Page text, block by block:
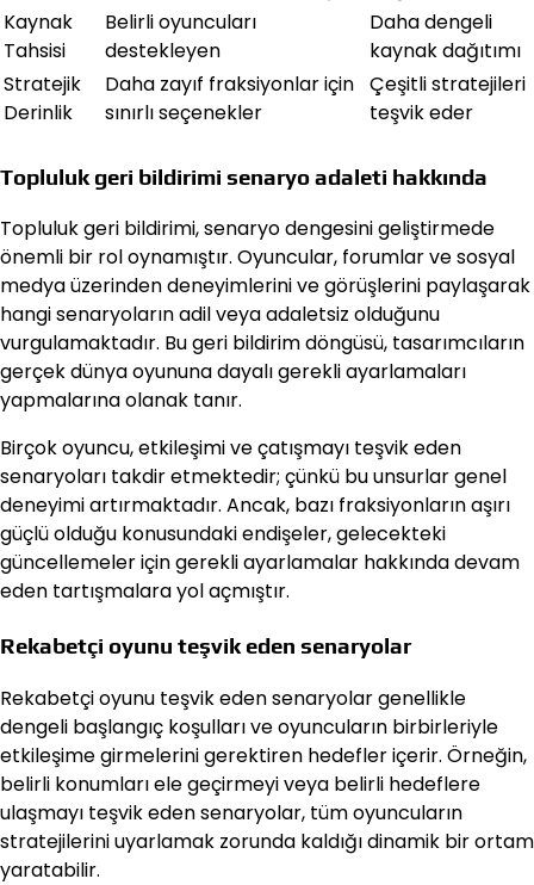
Kaynak
Tahsisi
Belirli oyuncuları
destekleyen
Daha dengeli
kaynak dağıtımı
Stratejik
Derinlik
Daha zayıf fraksiyonlar için
sınırlı seçenekler
Çeşitli stratejileri
teşvik eder
Topluluk geri bildirimi senaryo adaleti hakkında
Topluluk geri bildirimi, senaryo dengesini geliştirmede
önemli bir rol oynamıştır. Oyuncular, forumlar ve sosyal
medya üzerinden deneyimlerini ve görüşlerini paylaşarak
hangi senaryoların adil veya adaletsiz olduğunu
vurgulamaktadır. Bu geri bildirim döngüsü, tasarımcıların
gerçek dünya oyununa dayalı gerekli ayarlamaları
yapmalarına olanak tanır.
Birçok oyuncu, etkileşimi ve çatışmayı teşvik eden
senaryoları takdir etmektedir; çünkü bu unsurlar genel
deneyimi artırmaktadır. Ancak, bazı fraksiyonların aşırı
güçlü olduğu konusundaki endişeler, gelecekteki
güncellemeler için gerekli ayarlamalar hakkında devam
eden tartışmalara yol açmıştır.
Rekabetçi oyunu teşvik eden senaryolar
Rekabetçi oyunu teşvik eden senaryolar genellikle
dengeli başlangıç koşulları ve oyuncuların birbirleriyle
etkileşime girmelerini gerektiren hedefler içerir. Örneğin,
belirli konumları ele geçirmeyi veya belirli hedeflere
ulaşmayı teşvik eden senaryolar, tüm oyuncuların
stratejilerini uyarlamak zorunda kaldığı dinamik bir ortam
yaratabilir.